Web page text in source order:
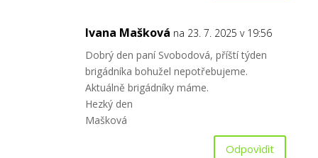
Ivana Mašková na 23. 7. 2025 v 19:56
Dobrý den paní Svobodová, příští týden
brigádníka bohužel nepotřebujeme.
Aktuálně brigádníky máme.
Hezký den
Mašková
Odpovìdìt